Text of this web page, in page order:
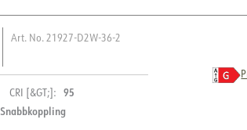
Diameter [mm]
Vikt [kg]
Livslängd [h]
när du vill ha ett exklusivt
IP-klass
Färg
Art. No. 21927-D2W-36-2
CRI [&GT;]: 95
Snabbkoppling